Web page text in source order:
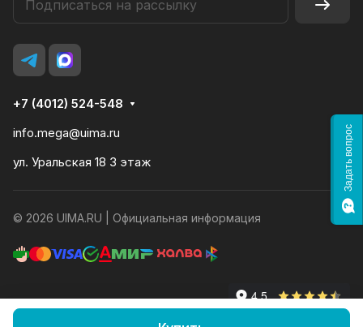
+7 (4012) 524-548
info.mega@uima.ru
ул. Уральская 18 3 этаж
© 2026 UIMA.RU | Официальная информация
Конфиденциальность Оферта
Задать вопрос